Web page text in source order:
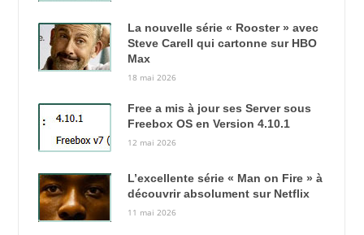
La nouvelle série « Rooster » avec
Steve Carell qui cartonne sur HBO
Max
18 mai 2026
Free a mis à jour ses Server sous
Freebox OS en Version 4.10.1
12 mai 2026
L’excellente série « Man on Fire » à
découvrir absolument sur Netflix
11 mai 2026